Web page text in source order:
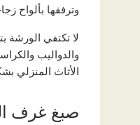
وترفقها بألواح
لا تكتفي الورشة
والدواليب
الأثاث المنزلي
صبغ غرف